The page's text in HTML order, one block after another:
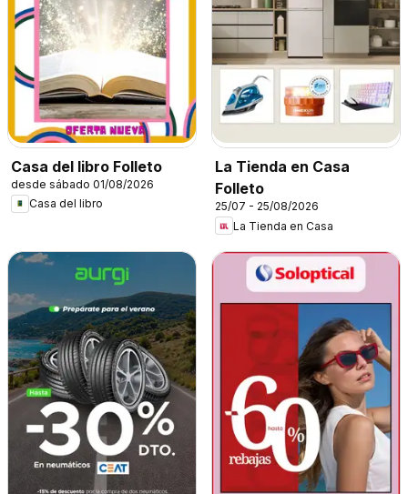
Casa del libro Folleto
desde sábado 01/08/2026
Casa del libro
La Tienda en Casa
Folleto
25/07 - 25/08/2026
La Tienda en Casa